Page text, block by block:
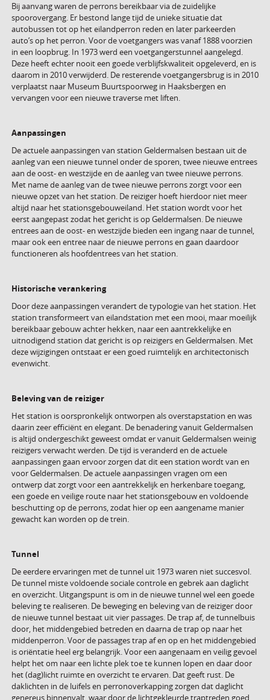
Bij aanvang waren de perrons bereikbaar via de zuidelijke
spoorovergang. Er bestond lange tijd de unieke situatie dat
autobussen tot op het eilandperron reden en later parkeerden
auto’s op het perron. Voor de voetgangers was vanaf 1888 voorzien
in een loopbrug. In 1973 werd een voetgangerstunnel aangelegd.
Deze heeft echter nooit een goede verblijfskwaliteit opgeleverd, en is
daarom in 2010 verwijderd. De resterende voetgangersbrug is in 2010
verplaatst naar Museum Buurtspoorweg in Haaksbergen en
vervangen voor een nieuwe traverse met liften.
Aanpassingen
De actuele aanpassingen van station Geldermalsen bestaan uit de
aanleg van een nieuwe tunnel onder de sporen, twee nieuwe entrees
aan de oost- en westzijde en de aanleg van twee nieuwe perrons.
Met name de aanleg van de twee nieuwe perrons zorgt voor een
nieuwe opzet van het station. De reiziger hoeft hierdoor niet meer
altijd naar het stationsgebouweiland. Het station wordt voor het
eerst aangepast zodat het gericht is op Geldermalsen. De nieuwe
entrees aan de oost- en westzijde bieden een ingang naar de tunnel,
maar ook een entree naar de nieuwe perrons en gaan daardoor
functioneren als hoofdentrees van het station.
Historische verankering
Door deze aanpassingen verandert de typologie van het station. Het
station transformeert van eilandstation met een mooi, maar moeilijk
bereikbaar gebouw achter hekken, naar een aantrekkelijke en
uitnodigend station dat gericht is op reizigers en Geldermalsen. Met
deze wijzigingen ontstaat er een goed ruimtelijk en architectonisch
evenwicht.
Beleving van de reiziger
Het station is oorspronkelijk ontworpen als overstapstation en was
daarin zeer efficiënt en elegant. De benadering vanuit Geldermalsen
is altijd ondergeschikt geweest omdat er vanuit Geldermalsen weinig
reizigers verwacht werden. De tijd is veranderd en de actuele
aanpassingen gaan ervoor zorgen dat dit een station wordt van en
voor Geldermalsen. De actuele aanpassingen vragen om een
ontwerp dat zorgt voor een aantrekkelijk en herkenbare toegang,
een goede en veilige route naar het stationsgebouw en voldoende
beschutting op de perrons, zodat hier op een aangename manier
gewacht kan worden op de trein.
Tunnel
De eerdere ervaringen met de tunnel uit 1973 waren niet succesvol.
De tunnel miste voldoende sociale controle en gebrek aan daglicht
en overzicht. Uitgangspunt is om in de nieuwe tunnel wel een goede
beleving te realiseren. De beweging en beleving van de reiziger door
de nieuwe tunnel bestaat uit vier passages. De trap af, de tunnelbuis
door, het middengebied betreden en daarna de trap op naar het
middenperron. Voor de passages trap af en op en het middengebied
is oriëntatie heel erg belangrijk. Voor een aangenaam en veilig gevoel
helpt het om naar een lichte plek toe te kunnen lopen en daar door
het (dag)licht ruimte en overzicht te ervaren. Dat geeft rust. De
daklichten in de luifels en perronoverkapping zorgen dat daglicht
genereus binnenvalt, waar door de lichtgekleurde traptreden goed